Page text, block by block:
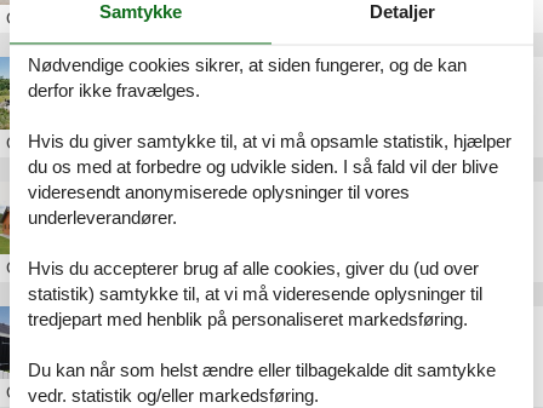
Om
Luksus sommerhus Østjylland Ebeltoft privat
OmEbeltoft
Poolhus Østjylland Ebeltoft
OmEbeltoft
Sommerhus Ebeltoft Havn
OmEbeltoft
Samtykke Detaljer
Nødvendige cookies sikrer, at siden fungerer, og de kan
derfor ikke fravælges.
Hvis du giver samtykke til, at vi må opsamle statistik, hjælper
du os med at forbedre og udvikle siden. I så fald vil der blive
videresendt anonymiserede oplysninger til vores
underleverandører.
Hvis du accepterer brug af alle cookies, giver du (ud over
statistik) samtykke til, at vi må videresende oplysninger til
tredjepart med henblik på personaliseret markedsføring.
Du kan når som helst ændre eller tilbagekalde dit samtykke
vedr. statistik og/eller markedsføring.